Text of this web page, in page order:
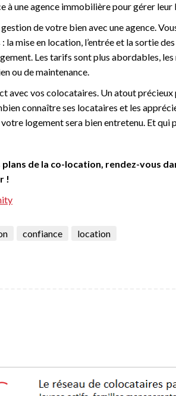
à une agence immobilière pour gérer leur
de votre bien avec une agence.
mise en location, l’entrée et la sortie
Les tarifs sont plus abordables,
ou de maintenance.
avec vos colocataires. Un atout
connaître ses locataires et les
votre logement sera bien entretenu. Et
de la co-location, rendez-vous
!
confiance location